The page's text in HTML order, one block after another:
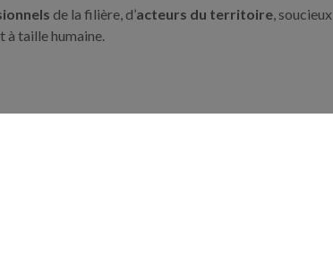
de la filière, d’acteurs du territoire, soucieux
à taille humaine.
aux évolutions et besoins nouveaux
et pédagogiquement selon les exigences du